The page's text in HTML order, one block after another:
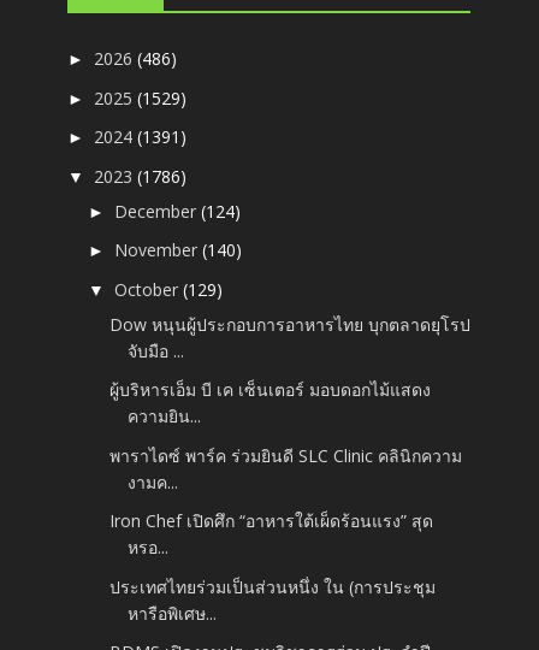
► 2026(486)
► 2025(1529)
► 2024(1391)
▼ 2023(1786)
► December(124)
► November(140)
▼October(129)
Dow หนุนผู้ประกอบการอาหารไทย บุกตลาดยุโรป
จับมือ ...
ผู้บริหารเอ็ม บี เค เซ็นเตอร์ มอบดอกไม้แสดง
ความยิน...
พาราไดซ์ พาร์ค ร่วมยินดี SLC Clinic คลินิกความ
งามค...
Iron Chef เปิดศึก “อาหารใต้เผ็ดร้อนแรง” สุด
หรอ...
ประเทศไทยร่วมเป็นส่วนหนึ่ง ใน (การประชุม
หารือพิเศษ...